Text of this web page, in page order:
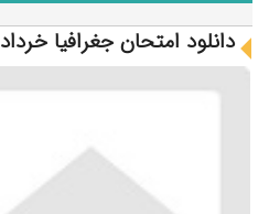
دانلود امتحان جغرافیا خرداد 97